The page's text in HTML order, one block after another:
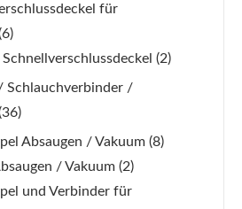
für
(2)
Schlauchverbinder /
Absaugen / Vakuum (8)
/ Vakuum (2)
und Verbinder für